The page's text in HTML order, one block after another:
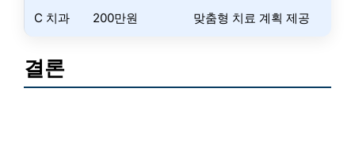
C 치과 200만원 맞춤형 치료 계획 제공
결론